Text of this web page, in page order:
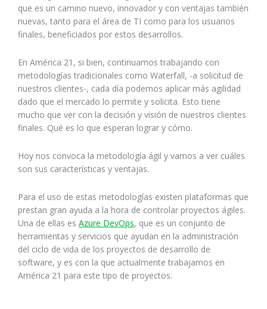
que es un camino nuevo, innovador y con ventajas también
nuevas, tanto para el área de TI como para los usuarios
finales, beneficiados por estos desarrollos.
En América 21, si bien, continuamos trabajando con
metodologías tradicionales como Waterfall, -a solicitud de
nuestros clientes-, cada día podemos aplicar más agilidad
dado que el mercado lo permite y solicita. Esto tiene
mucho que ver con la decisión y visión de nuestros clientes
finales. Qué es lo que esperan lograr y cómo.
Hoy nos convoca la metodología ágil y vamos a ver cuáles
son sus características y ventajas.
Para el uso de estas metodologías existen plataformas que
prestan gran ayuda a la hora de controlar proyectos ágiles.
Una de ellas es Azure DevOps, que es un conjunto de
herramientas y servicios que ayudan en la administración
del ciclo de vida de los proyectos de desarrollo de
software, y es con la que actualmente trabajamos en
América 21 para este tipo de proyectos.